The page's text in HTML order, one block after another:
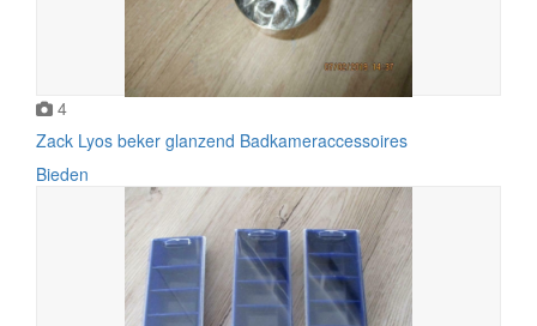
4
Zack Lyos beker glanzend Badkameraccessoires
Bieden